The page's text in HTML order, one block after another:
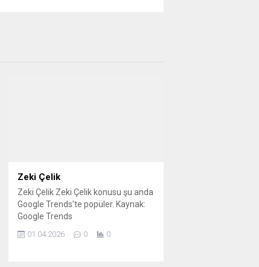
Zeki Çelik
Zeki Çelik Zeki Çelik konusu şu anda
Google Trends’te popüler. Kaynak:
Google Trends
01.04.2026 0 0